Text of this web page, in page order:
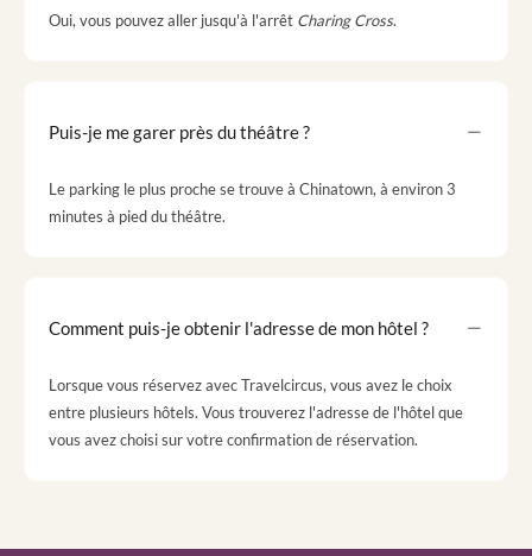
Oui, vous pouvez aller jusqu'à l'arrêt Charing Cross.
Puis-je me garer près du théâtre ?
Le parking le plus proche se trouve à Chinatown, à environ 3
minutes à pied du théâtre.
Comment puis-je obtenir l'adresse de mon hôtel ?
Lorsque vous réservez avec Travelcircus, vous avez le choix
entre plusieurs hôtels. Vous trouverez l'adresse de l'hôtel que
vous avez choisi sur votre confirmation de réservation.